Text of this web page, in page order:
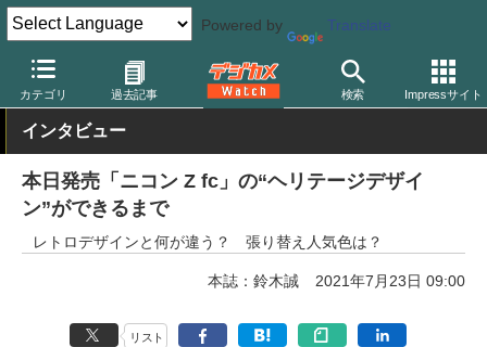
Powered by Translate
カテゴリ 過去記事 検索 Impressサイト
デジカメ Watch カメラ ミラーレスカメラ ニコン
インタビュー
本日発売「ニコン Z fc」の“ヘリテージデザイ
ン”ができるまで
レトロデザインと何が違う？ 張り替え人気色は？
本誌：鈴木誠 2021年7月23日 09:00
リスト